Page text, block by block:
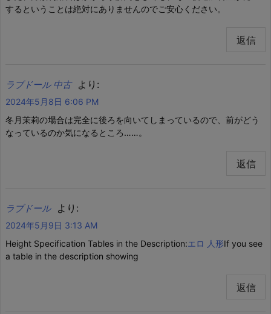
するということは絶対にありませんのでご安心ください。
返信
ラブドール 中古 より:
2024年5月8日 6:06 PM
冬月茉莉の場合は完全に後ろを向いてしまっているので、前がどう
なっているのか気になるところ……。
返信
ラブドール より:
2024年5月9日 3:13 AM
Height Specification Tables in the Description:エロ 人形If you see
a table in the description showing
返信